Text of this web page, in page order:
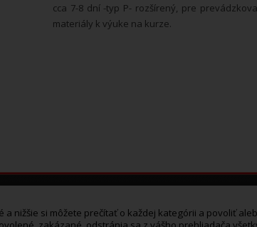
cca 7-8 dní -typ P- rozšírený, pre
materiály k výuke na kurze.
nižšie si môžete prečítať o každej kategórii a povoliť